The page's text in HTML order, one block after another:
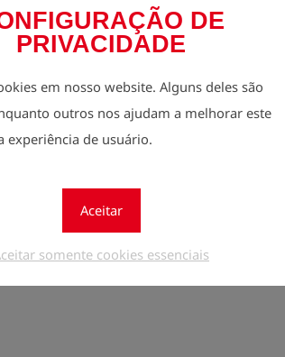
DE
PRIVACIDADE
em nosso website. Alguns deles são
outros nos ajudam a melhorar este
experiência de usuário.
Aceitar
somente cookies essenciais
1